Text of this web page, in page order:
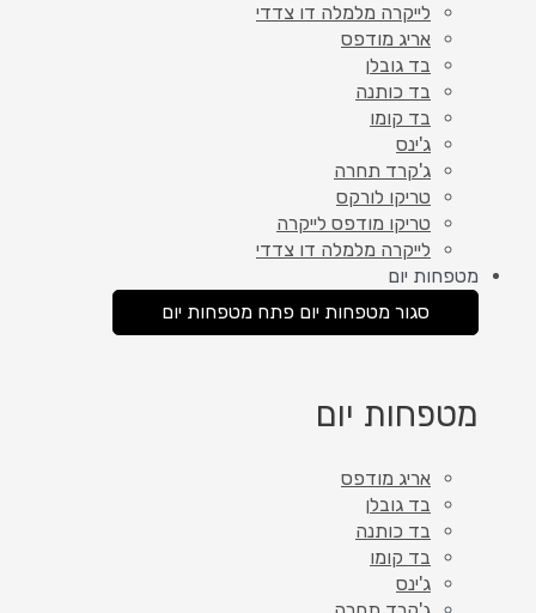
לייקרה מלמלה דו צדדי
אריג מודפס
בד גובלן
בד כותנה
בד קומו
ג'ינס
ג'קרד תחרה
טריקו לורקס
טריקו מודפס לייקרה
לייקרה מלמלה דו צדדי
מטפחות יום
סגור מטפחות יום פתח מטפחות יום
מטפחות יום
אריג מודפס
בד גובלן
בד כותנה
בד קומו
ג'ינס